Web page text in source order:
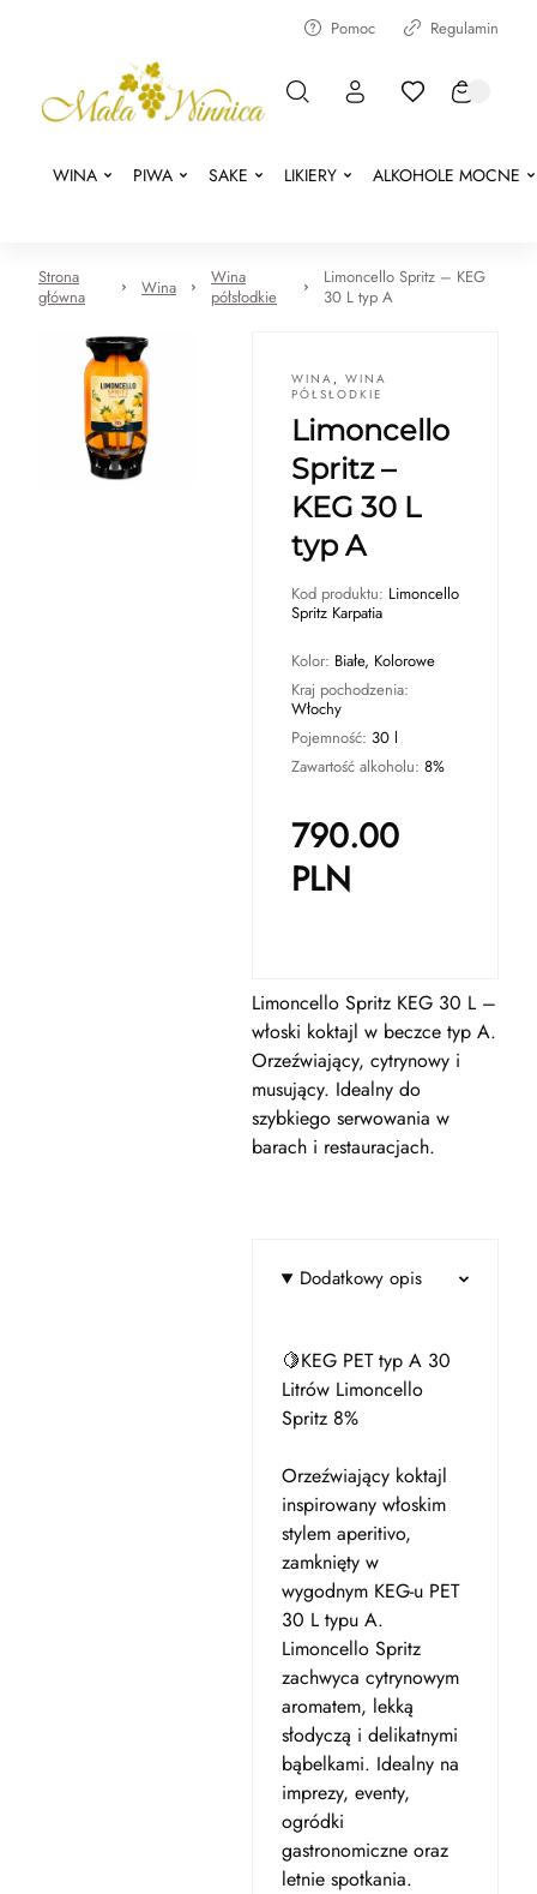
Pomoc Regulamin
WINA PIWA SAKE LIKIERY ALKOHOLE MOCNE
Strona
główna
Wina
Wina
półsłodkie
Limoncello Spritz – KEG
30 L typ A
WINA , WINA
PÓŁSŁODKIE
Limoncello
Spritz –
KEG 30 L
typ A
Kod produktu: Limoncello
Spritz Karpatia
Kolor: Białe, Kolorowe
Kraj pochodzenia:
Włochy
Pojemność: 30 l
Zawartość alkoholu: 8%
790.00
PLN
Limoncello Spritz KEG 30 L –
włoski koktajl w beczce typ A.
Orzeźwiający, cytrynowy i
musujący. Idealny do
szybkiego serwowania w
barach i restauracjach.
Dodatkowy opis
🍋KEG PET typ A 30
Litrów Limoncello
Spritz 8%
Orzeźwiający koktajl
inspirowany włoskim
stylem aperitivo,
zamknięty w
wygodnym KEG-u PET
30 L typu A.
Limoncello Spritz
zachwyca cytrynowym
aromatem, lekką
słodyczą i delikatnymi
bąbelkami. Idealny na
imprezy, eventy,
ogródki
gastronomiczne oraz
letnie spotkania.